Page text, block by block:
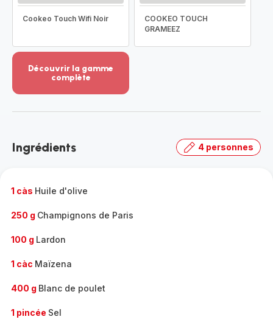
Cookeo Touch Wifi Noir
COOKEO TOUCH
GRAMEEZ
Découvrir la gamme
complète
-
gamme
Ingrédients 4 personnes
1 càs Huile d'olive
250 g Champignons de Paris
100 g Lardon
1 càc Maïzena
400 g Blanc de poulet
1 pincée Sel